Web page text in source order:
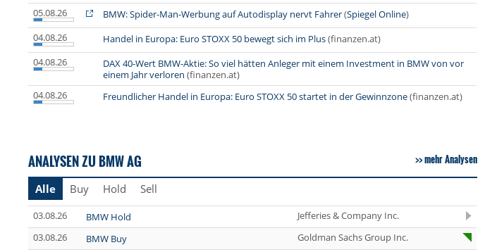
05.08.26
BMW: Spider-Man-Werbung auf Autodisplay nervt Fahrer(Spiegel Online)
04.08.26
Handel in Europa: Euro STOXX 50 bewegt sich im Plus(finanzen.at)
04.08.26
DAX 40-Wert BMW-Aktie: So viel hätten Anleger mit einem Investment in BMW von vor
einem Jahr verloren (finanzen.at)
04.08.26
Freundlicher Handel in Europa: Euro STOXX 50 startet in der Gewinnzone(finanzen.at)
ANALYSEN ZU BMW AG mehr Analysen
Alle Buy Hold Sell
03.08.26 BMW Hold
Jefferies & Company Inc.
03.08.26
BMW Buy
Goldman Sachs Group Inc.